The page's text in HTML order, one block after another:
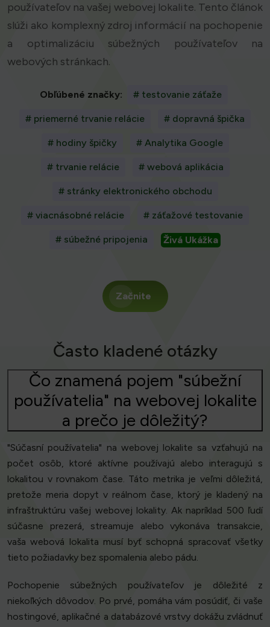
používateľov na vašej webovej lokalite. Tento článok
slúži ako komplexný zdroj informácií na pochopenie
a optimalizáciu súbežných používateľov na
webových stránkach.
Obľúbené značky: # testovanie záťaže
# priemerné trvanie relácie # dopravná špička
# hodiny špičky # Analytika Google
# trvanie relácie # webová aplikácia
# stránky elektronického obchodu
# viacnásobné relácie # záťažové testovanie
# súbežné pripojenia Živá Ukážka
Začnite
Často kladené otázky
Čo znamená pojem "súbežní
používatelia" na webovej lokalite
a prečo je dôležitý?
"Súčasní používatelia" na webovej lokalite sa vzťahujú na
počet osôb, ktoré aktívne používajú alebo interagujú s
lokalitou v rovnakom čase. Táto metrika je veľmi dôležitá,
pretože meria dopyt v reálnom čase, ktorý je kladený na
infraštruktúru vašej webovej lokality. Ak napríklad 500 ľudí
súčasne prezerá, streamuje alebo vykonáva transakcie,
vaša webová lokalita musí byť schopná spracovať všetky
tieto požiadavky bez spomalenia alebo pádu.
Pochopenie súbežných používateľov je dôležité z
niekoľkých dôvodov. Po prvé, pomáha vám posúdiť, či vaše
hostingové, aplikačné a databázové vrstvy dokážu zvládnuť